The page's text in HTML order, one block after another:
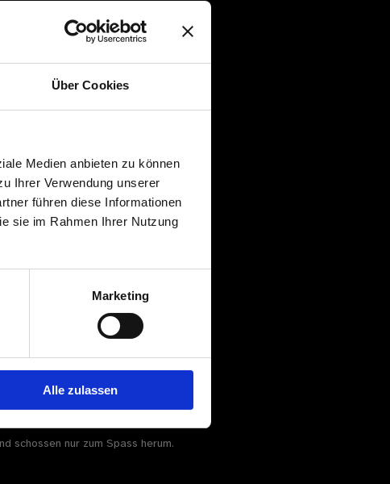
Über Cookies
Medien anbieten zu können
Ihrer Verwendung unserer
führen diese Informationen
sie im Rahmen Ihrer Nutzung
Marketing
Alle zulassen
schossen nur zum Spass herum.